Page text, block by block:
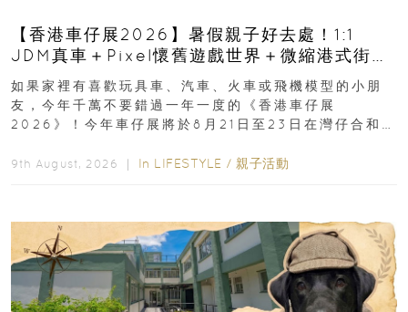
【香港車仔展2026】暑假親子好去處！1:1
JDM真車＋Pixel懷舊遊戲世界＋微縮港式街景
8月灣仔登場 車迷家庭必去！
如果家裡有喜歡玩具車、汽車、火車或飛機模型的小朋
友，今年千萬不要錯過一年一度的《香港車仔展
2026》！今年車仔展將於8月21日至23日在灣仔合和酒
9th August, 2026 ｜ In LIFESTYLE / 親子活動